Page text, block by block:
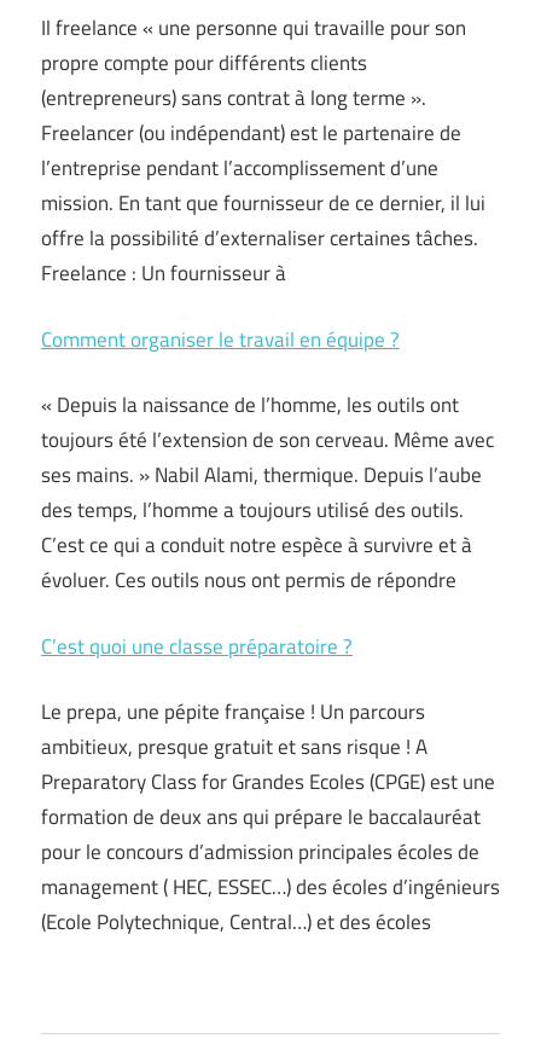
Il freelance « une personne qui travaille pour son
propre compte pour différents clients
(entrepreneurs) sans contrat à long terme ».
Freelancer (ou indépendant) est le partenaire de
l’entreprise pendant l’accomplissement d’une
mission. En tant que fournisseur de ce dernier, il lui
offre la possibilité d’externaliser certaines tâches.
Freelance : Un fournisseur à
Comment organiser le travail en équipe ?
« Depuis la naissance de l’homme, les outils ont
toujours été l’extension de son cerveau. Même avec
ses mains. » Nabil Alami, thermique. Depuis l’aube
des temps, l’homme a toujours utilisé des outils.
C’est ce qui a conduit notre espèce à survivre et à
évoluer. Ces outils nous ont permis de répondre
C’est quoi une classe préparatoire ?
Le prepa, une pépite française ! Un parcours
ambitieux, presque gratuit et sans risque ! A
Preparatory Class for Grandes Ecoles (CPGE) est une
formation de deux ans qui prépare le baccalauréat
pour le concours d’admission principales écoles de
management ( HEC, ESSEC…) des écoles d’ingénieurs
(Ecole Polytechnique, Central…) et des écoles